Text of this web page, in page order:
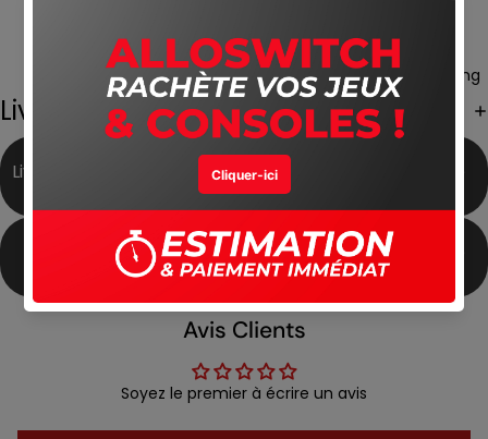
Déblocage rapide de personnages et contenus secrets
Deluxe Edition avec steelbook et objets collectors
Idéal pour les fans de jeux de combat et de rétro gaming
Livraison Gratuite
Livraison Gratuite partout Meilleur Prix du Marché
Produits Authentiques Satisfait ou Remboursé
Avis Clients
Soyez le premier à écrire un avis